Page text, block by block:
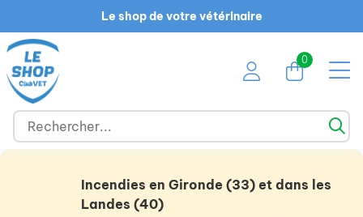
Le shop de votre vétérinaire
0
Incendies en Gironde (33) et dans les
Landes (40)